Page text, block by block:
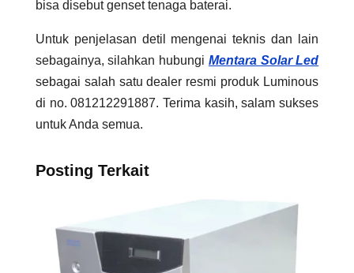
bisa disebut genset tenaga baterai.
Untuk penjelasan detil mengenai teknis dan lain
sebagainya, silahkan hubungi Mentara Solar Led
sebagai salah satu dealer resmi produk Luminous
di no. 081212291887. Terima kasih, salam sukses
untuk Anda semua.
Posting Terkait